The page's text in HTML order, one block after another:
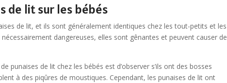
de lit sur les bébés
de lit, et ils sont généralement identiques chez les tout-petits et les
dangereuses, elles sont gênantes et peuvent causer de
punaises de lit chez les bébés est d’observer s’ils ont des bosses
à des piqûres de moustiques. Cependant, les punaises de lit ont